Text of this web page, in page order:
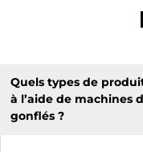
Quels types de
à l’aide de machines
gonflés ?